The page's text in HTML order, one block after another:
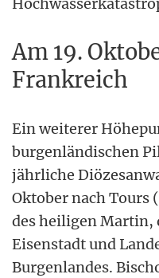
Am 19.
Frankreich
Ein weiterer
burgenländischen
jährliche
Oktober nach Tours
des heiligen Martin,
Eisenstadt und
Burgenlandes.